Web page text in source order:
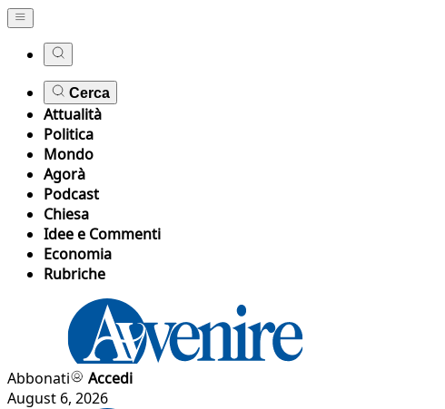
Cerca
Attualità
Politica
Mondo
Agorà
Podcast
Chiesa
Idee e Commenti
Economia
Rubriche
Abbonati
Accedi
August 6, 2026